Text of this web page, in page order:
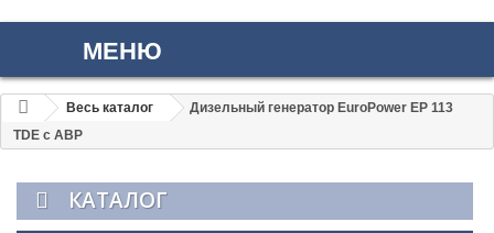
МЕНЮ
Весь каталог
Дизельный генератор EuroPower EP 113
TDE с АВР
КАТАЛОГ